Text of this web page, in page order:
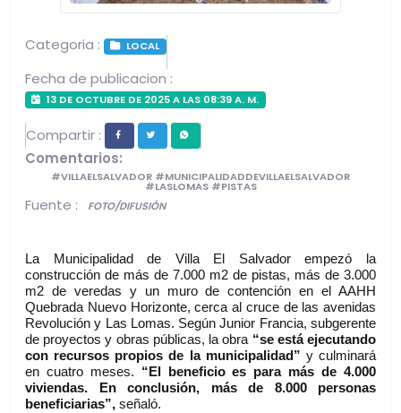
Categoria : LOCAL
Fecha de publicacion :
13 DE OCTUBRE DE 2025 A LAS 08:39 A. M.
Compartir :
Comentarios:
#VILLAELSALVADOR #MUNICIPALIDADDEVILLAELSALVADOR
#LASLOMAS #PISTAS
Fuente : FOTO/DIFUSIÓN
La Municipalidad de Villa El Salvador empezó la
construcción de más de 7.000 m2 de pistas, más de 3.000
m2 de veredas y un muro de contención en el AAHH
Quebrada Nuevo Horizonte, cerca al cruce de las avenidas
Revolución y Las Lomas. Según Junior Francia, subgerente
de proyectos y obras públicas, la obra “se está ejecutando
con recursos propios de la municipalidad” y culminará
en cuatro meses. “El beneficio es para más de 4.000
viviendas. En conclusión, más de 8.000 personas
beneficiarias”, señaló.